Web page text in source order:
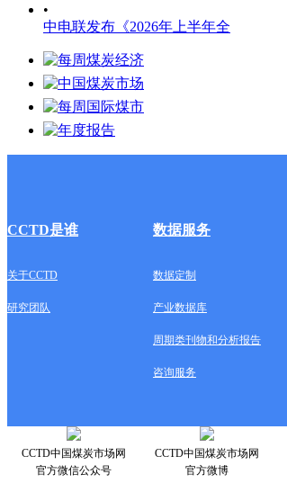
•
中电联发布《2026年上半年全
CCTD是谁 数据服务
关于CCTD 数据定制
研究团队 产业数据库
周期类刊物和分析报告
咨询服务
CCTD中国煤炭市场网
官方微信公众号
CCTD中国煤炭市场网
官方微博